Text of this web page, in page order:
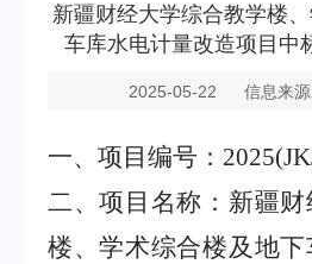
新疆财经大学综合教学楼
车库水电计量改造项目中
2025-05-22 信息来源
一、项目编号 ：
二、项目名称 ：新疆
楼、学术综合楼及地